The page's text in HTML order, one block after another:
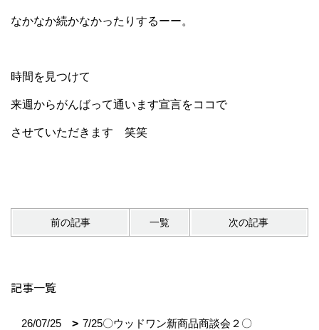
なかなか続かなかったりするーー。
時間を見つけて
来週からがんばって通います宣言をココで
させていただきます 笑笑
前の記事 一覧 次の記事
記事一覧
26/07/25 7/25〇ウッドワン新商品商談会２〇